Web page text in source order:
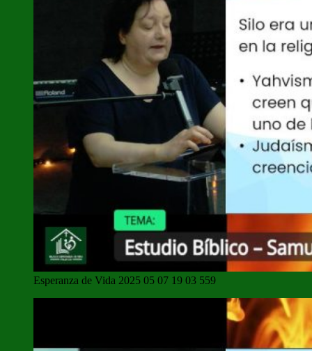
Esperanza de Vida 2025 05 07 19 03 559